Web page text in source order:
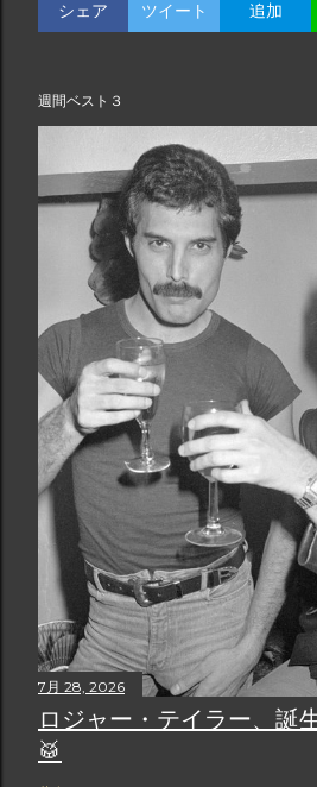
シェア ツイート 追加
週間ベスト３
7月 28, 2026
ロジャー・テイラー、誕
🥁